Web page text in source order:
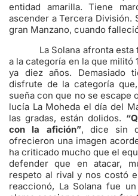
entidad amarilla. Tiene
ascender a Tercera División.
gran Manzano, cuando
La Solana afronta esta
a la categoría en la que militó
ya diez años. Demasiado
disfrute de la categoría
sueña con que no se escape
lucía La Moheda el día del
las gradas, están dolidos.
con la afición”, dice sin
ofrecieron una imagen
ha criticado mucho que el
defender que en atacar,
respeto al rival y nos costó
reaccionó, La Solana fue